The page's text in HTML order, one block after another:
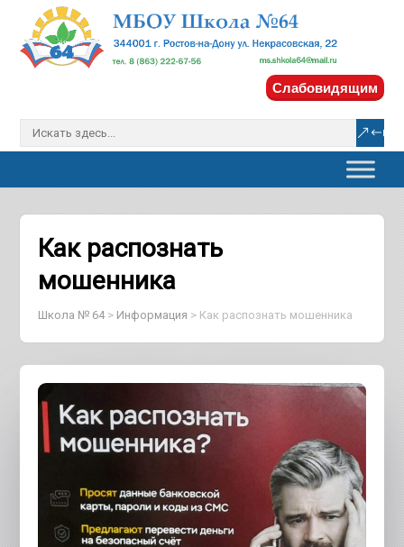
Слабовидящим
Как распознать
мошенника
Школа № 64> Информация > Как распознать мошенника